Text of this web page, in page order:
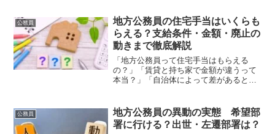
役所の一般事務」という言葉は、大きく2
つの意味で使われていま...
公務員
地方公務員の住宅手当はいくらも
らえる？支給条件・金額・廃止の
動きまで徹底解説
「地方公務員って住宅手当はもらえる
の？」「賃貸と持ち家で金額が違うって
本当？」「自治体によって差があると聞
思います。住宅手当は給与明細の中でも
金額が大きく、生活設計に直...
公務員
地方公務員の異動の実態 希望部
署に行ける？出世・左遷部署は？